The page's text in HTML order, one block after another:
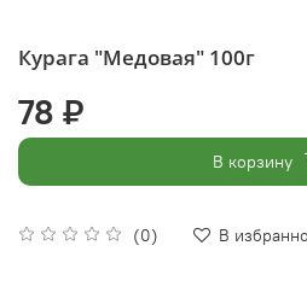
Курага "Медовая" 100г
(0) В
78 ₽
В корзину